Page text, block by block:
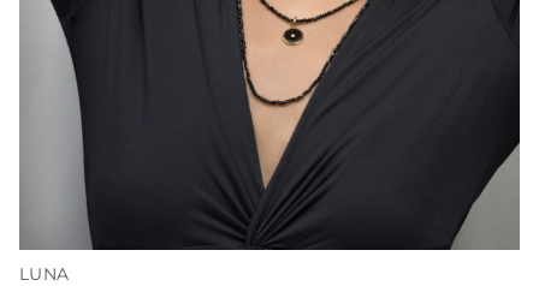
LUNA